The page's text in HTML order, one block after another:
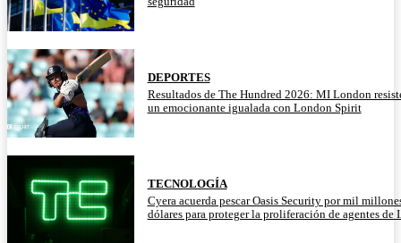
DEPORTES
Resultados de The Hundred 2026: MI London
un emocionante igualada con London Spirit
TECNOLOGÍA
Cyera acuerda pescar Oasis Security por mil
dólares para proteger la proliferación de agentes de